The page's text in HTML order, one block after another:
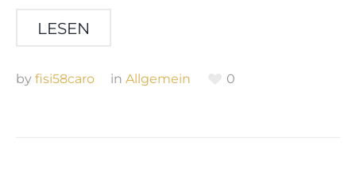
LESEN
by fisi58caro in Allgemein 0